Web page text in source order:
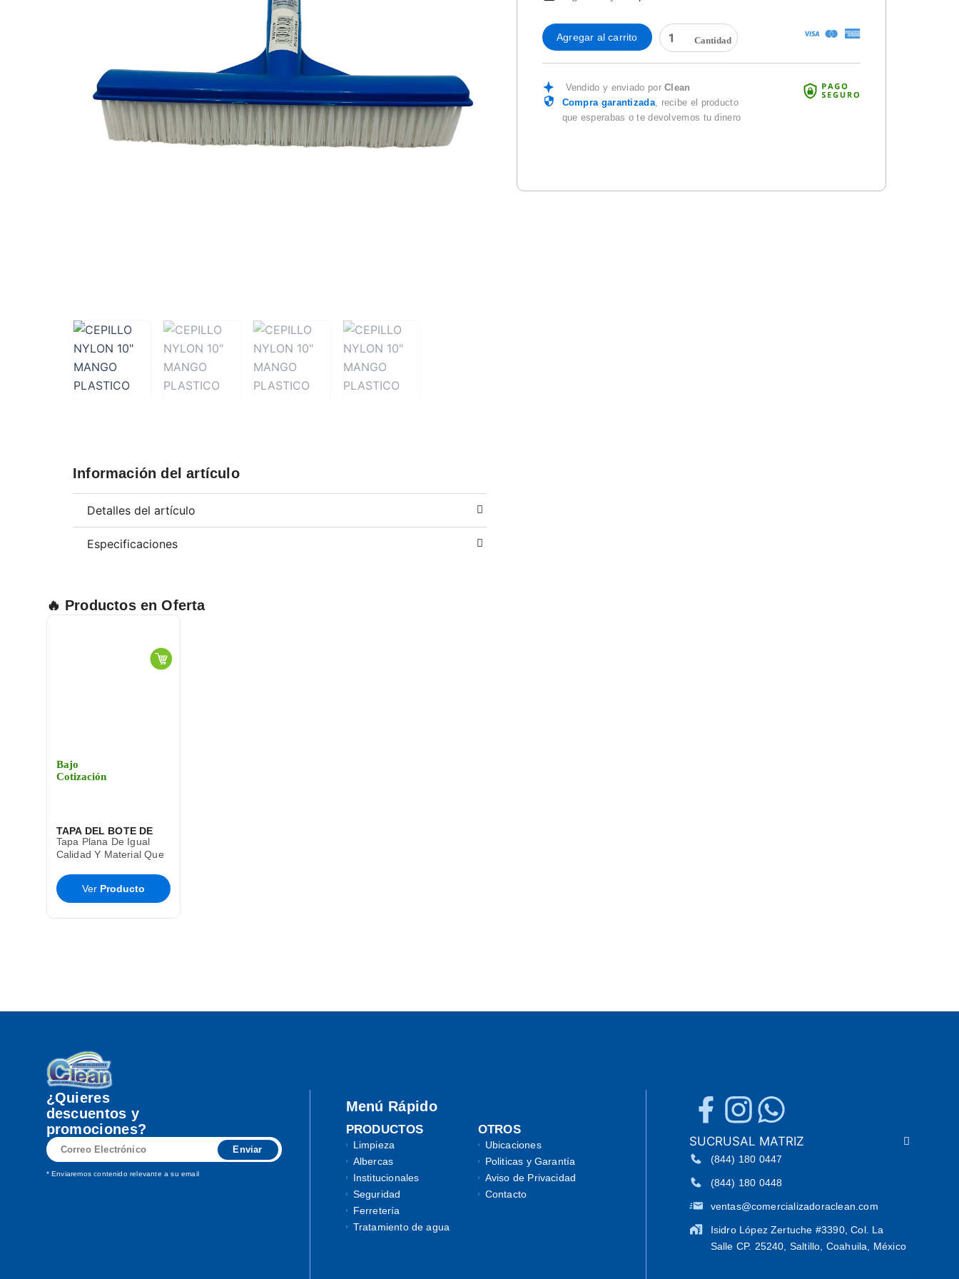
Información del artículo
Detalles del artículo
Especificaciones
CEPILLO
NYLON
PLASTICO
B3011CP
PARA
Agregar al carrito
Vendido y enviado porClean
Compra garantizada, recibe el producto
que esperabas o te devolvemos tu dinero
🔥 Productos en Oferta
Bajo
Cotización
TAPA DEL BOTE DE
BASURA CESTO TOFF
Tapa Plana De Igual
Calidad Y Material Que
T9285
Ver Producto
¿Quieres
descuentos y
promociones?
Correo
Electrónico
Enviar
* Enviaremos contenido relevante a su email
Menú Rápido
PRODUCTOS
Limpieza
Albercas
Institucionales
Seguridad
Ferretería
Tratamiento de agua
OTROS
Ubicaciones
Politicas y Garantía
Aviso de Privacidad
Contacto
SUCRUSAL MATRIZ
(844) 180 0447
(844) 180 0448
ventas@comercializadoraclean.com
Isidro López Zertuche #3390, Col. La
Salle CP. 25240, Saltillo, Coahuila, México